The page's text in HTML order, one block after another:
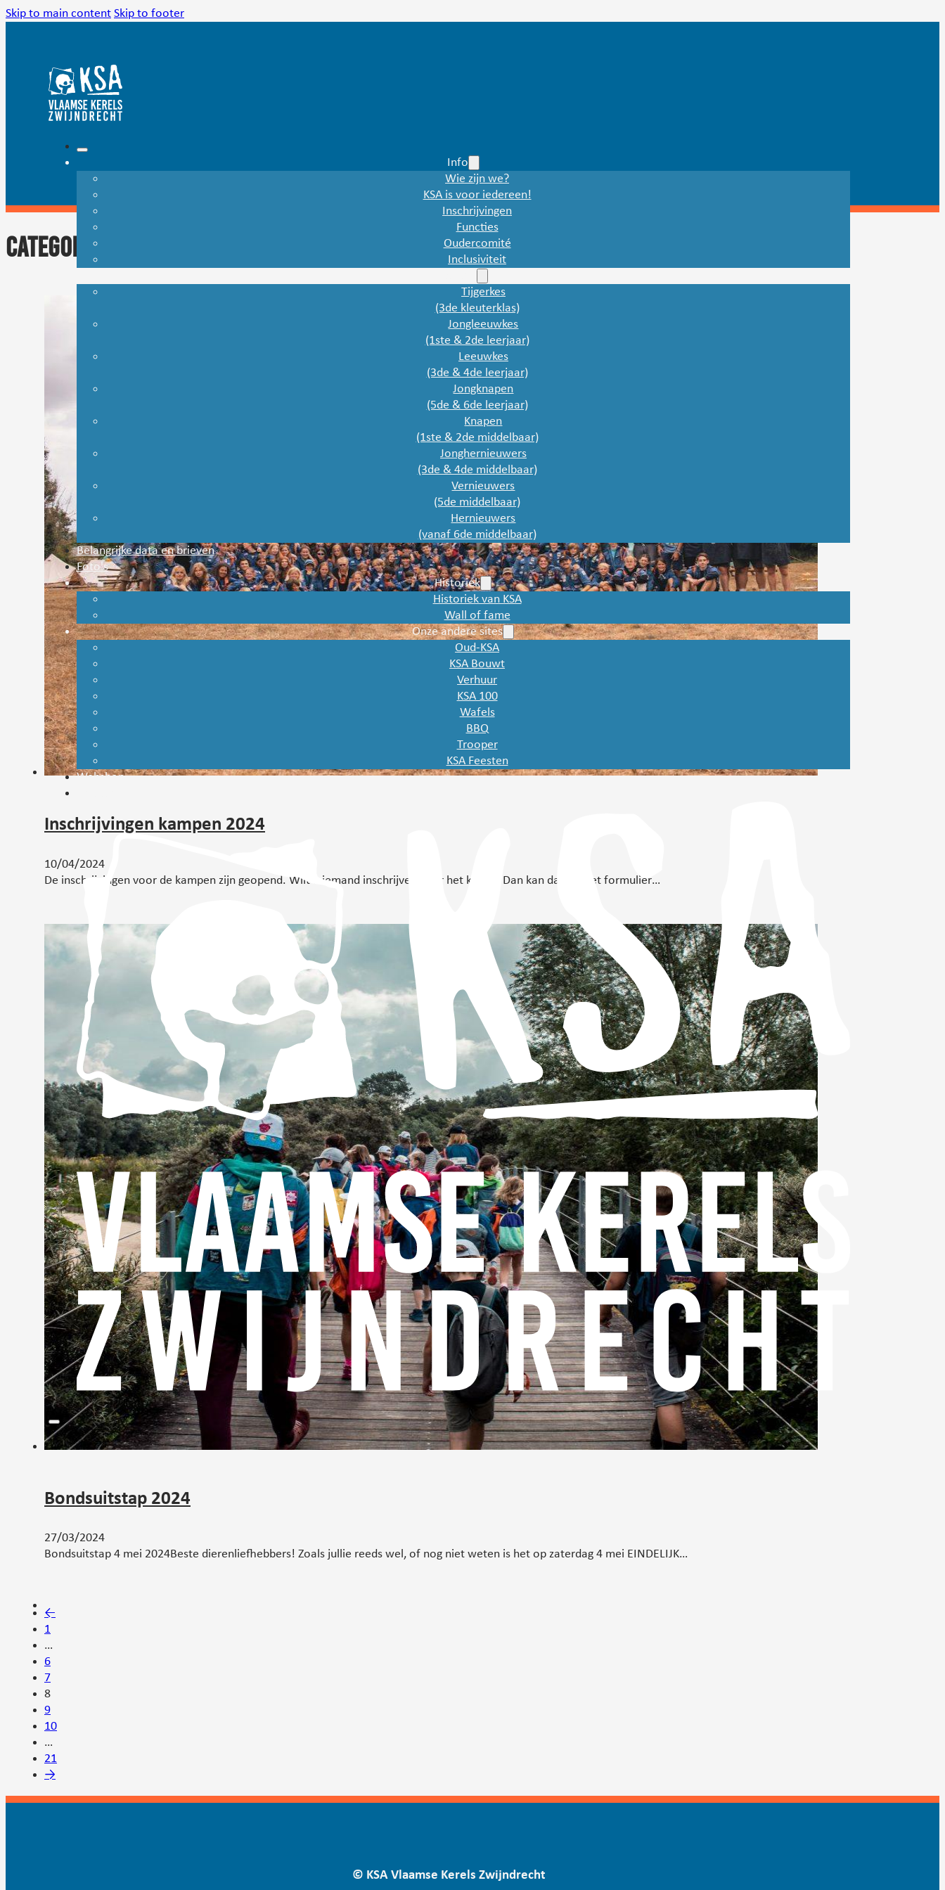
Skip to main content Skip to footer
Info
Wie zijn we?
KSA is voor iedereen!
Inschrijvingen
Functies
Oudercomité
Inclusiviteit
Tijgerkes
(3de kleuterklas)
Jongleeuwkes
(1ste & 2de leerjaar)
Leeuwkes
(3de & 4de leerjaar)
Jongknapen
(5de & 6de leerjaar)
Knapen
(1ste & 2de middelbaar)
Jonghernieuwers
(3de & 4de middelbaar)
Vernieuwers
(5de middelbaar)
Hernieuwers
(vanaf 6de middelbaar)
Belangrijke data en brieven
Foto's
Historiek
Historiek van KSA
Wall of fame
Onze andere sites
Oud-KSA
KSA Bouwt
Verhuur
KSA 100
Wafels
BBQ
Trooper
KSA Feesten
Webshop
Categorie:
Inschrijvingen kampen 2024
10/04/2024
De inschrijvingen voor de kampen zijn geopend. Wilt u iemand inschrijven voor het kamp? Dan kan dat via het formulier…
Bondsuitstap 2024
27/03/2024
Bondsuitstap 4 mei 2024Beste dierenliefhebbers! Zoals jullie reeds wel, of nog niet weten is het op zaterdag 4 mei EINDELIJK…
←
1
…
6
7
8
9
10
…
21
→
© KSA Vlaamse Kerels Zwijndrecht